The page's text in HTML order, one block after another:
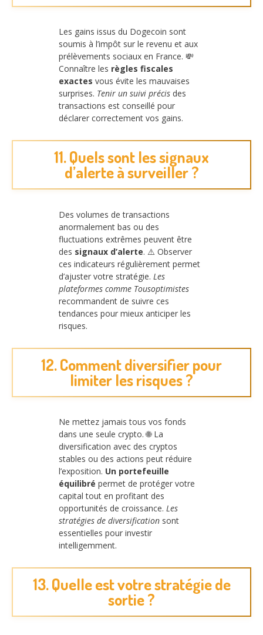
Les gains issus du Dogecoin sont
soumis à l’impôt sur le revenu et aux
prélèvements sociaux en France. 💸
Connaître les règles fiscales
exactes vous évite les mauvaises
surprises. Tenir un suivi précis des
transactions est conseillé pour
déclarer correctement vos gains.
11. Quels sont les signaux
d’alerte à surveiller ?
Des volumes de transactions
anormalement bas ou des
fluctuations extrêmes peuvent être
des signaux d’alerte. ⚠️ Observer
ces indicateurs régulièrement permet
d’ajuster votre stratégie. Les
plateformes comme Tousoptimistes
recommandent de suivre ces
tendances pour mieux anticiper les
risques.
12. Comment diversifier pour
limiter les risques ?
Ne mettez jamais tous vos fonds
dans une seule crypto. 🌐 La
diversification avec des cryptos
stables ou des actions peut réduire
l’exposition. Un portefeuille
équilibré permet de protéger votre
capital tout en profitant des
opportunités de croissance. Les
stratégies de diversification sont
essentielles pour investir
intelligemment.
13. Quelle est votre stratégie de
sortie ?